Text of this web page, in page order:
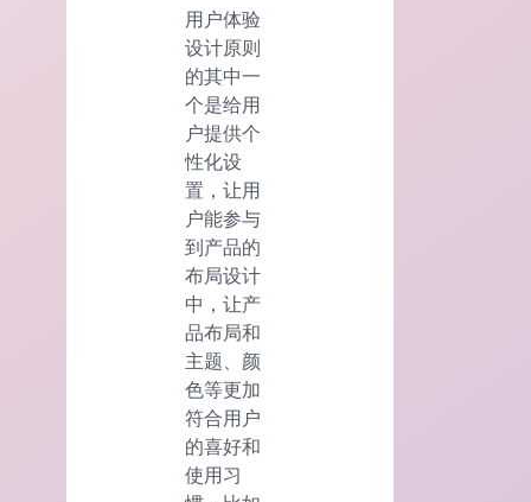
用户体验
设计原则
的其中一
个是给用
户提供个
性化设
置，让用
户能参与
到产品的
布局设计
中，让产
品布局和
主题、颜
色等更加
符合用户
的喜好和
使用习